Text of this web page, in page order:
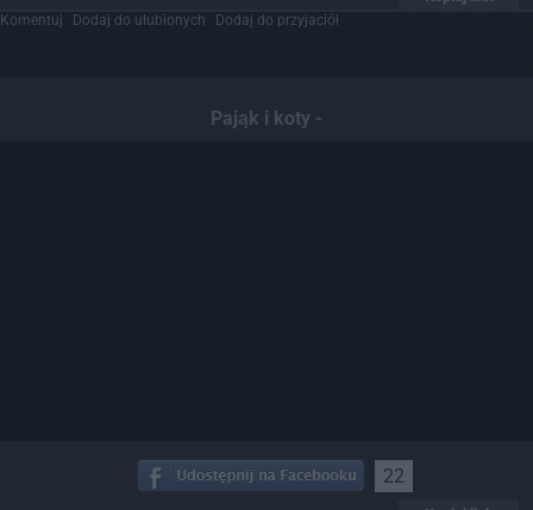
Komentuj Dodaj do ulubionych Dodaj do przyjaciół
Pająk i koty -
22